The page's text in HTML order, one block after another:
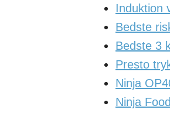
Induktion
Bedste
Bedste 3
Presto
Ninja
Ninja